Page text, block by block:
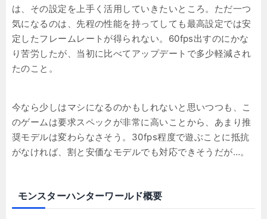
は、その設定を上手く活用していきたいところ。ただ一つ
気になるのは、先程の性能を持ってしても最高設定では安
定したフレームレートが得られない。60fps出すのにかな
り苦労したが、当初に比べてアップデートで多少軽減され
たのこと。
今なら少しはマシになるのかもしれないと思いつつも、こ
のゲームは要求スペックが非常に高いことから、あまり推
奨モデルは変わらなさそう。30fps程度で遊ぶことに抵抗
がなければ、割と安価なモデルでも対応できそうだが…。
モンスターハンターワールド概要